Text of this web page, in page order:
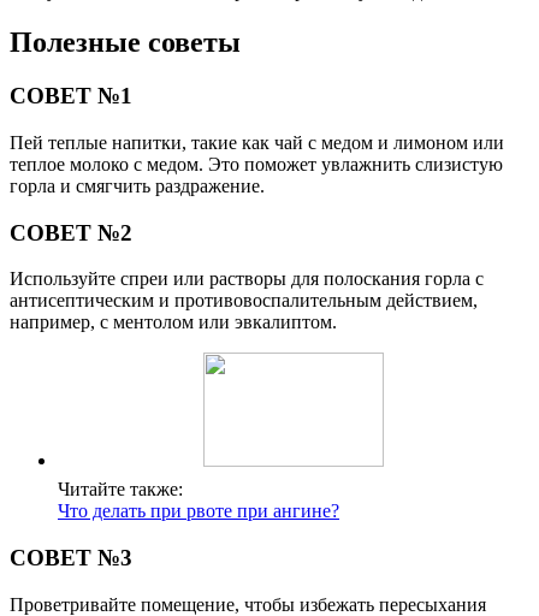
Полезные советы
СОВЕТ №1
Пей теплые напитки, такие как чай с медом и лимоном или
теплое молоко с медом. Это поможет увлажнить слизистую
горла и смягчить раздражение.
СОВЕТ №2
Используйте спреи или растворы для полоскания горла с
антисептическим и противовоспалительным действием,
например, с ментолом или эвкалиптом.
Читайте также:
Что делать при рвоте при ангине?
СОВЕТ №3
Проветривайте помещение, чтобы избежать пересыхания